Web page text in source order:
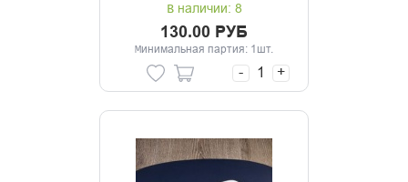
В наличии: 8
130.00 РУБ
Минимальная партия: 1шт.
- +